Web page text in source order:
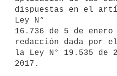
dispuestas en el
Ley N°
16.736 de 5 de
redacción dada por
la Ley N° 19.535 de